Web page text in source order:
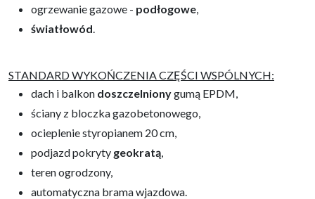
ogrzewanie gazowe - podłogowe
światłowód
STANDARD WYKOŃCZENIA CZĘŚCI WSPÓLNYCH:
dach i balkon doszczelnionygumą EPDM,
ściany z bloczka gazobetonowego,
ocieplenie styropianem 20 cm,
podjazd pokryty geokratą
teren ogrodzony,
automatyczna brama wjazdowa.